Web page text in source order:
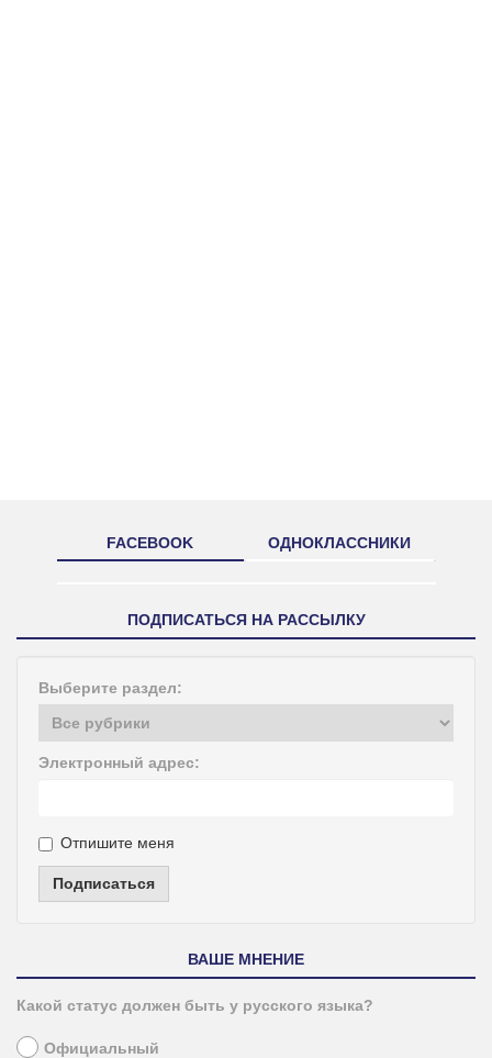
FACEBOOK ОДНОКЛАССНИКИ
ПОДПИСАТЬСЯ НА РАССЫЛКУ
Выберите раздел:
Электронный адрес:
Отпишите меня
Подписаться
ВАШЕ МНЕНИЕ
Какой статус должен быть у русского языка?
Официальный